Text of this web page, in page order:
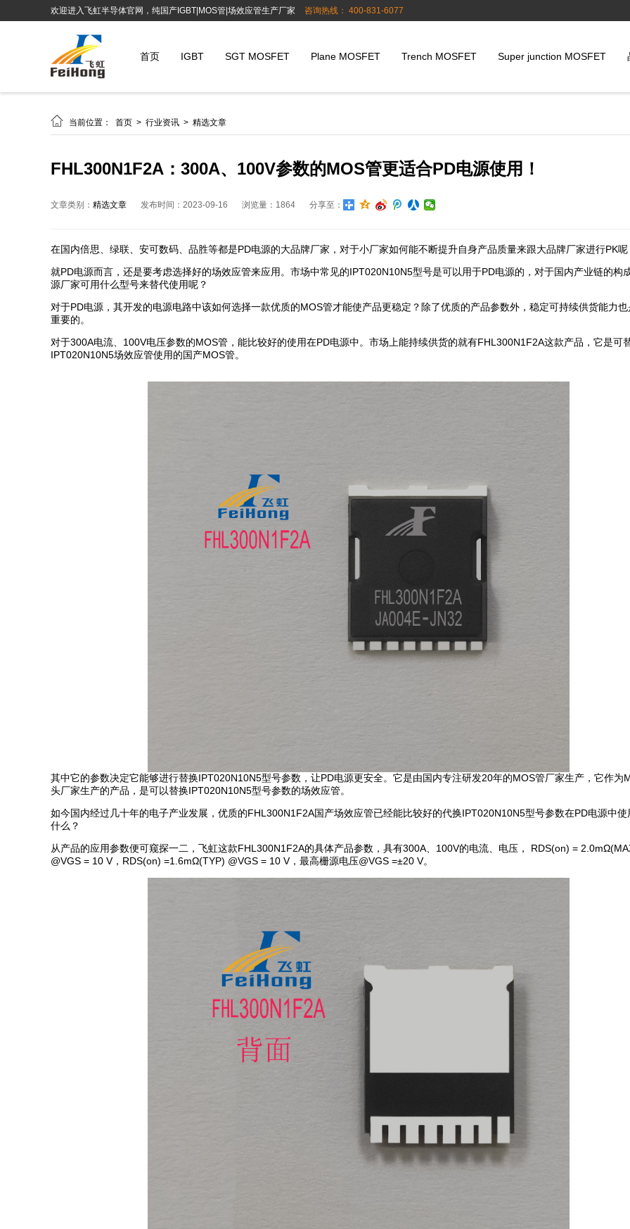
欢迎进入飞虹半导体官网，纯国产IGBT|MOS管|场效应管生产厂家 咨询热线： 400-831-6077
首页 IGBT SGT MOSFET Plane MOSFET Trench MOSFET Super junction MOSFET
 当前位置： 首页 > 行业资讯 > 精选文章
FHL300N1F2A：300A、100V参数的MOS管更适合PD电源使用！
文章类别： 精选文章 发布时间：2023-09-16 浏览量：1864 分享至：
在国内倍思、绿联、安可数码、品胜等都是PD电源的大品牌厂家，对于小厂家如何能不断提升自身产品质量来跟大品牌厂家进行PK呢
就PD电源而言，还是要考虑选择好的场效应管来应用。市场中常见的IPT020N10N5型号是可以用于PD电源的，对于国内产业链的构
源厂家可用什么型号来替代使用呢？
对于PD电源，其开发的电源电路中该如何选择一款优质的MOS管才能使产品更稳定？除了优质的产品参数外，稳定可持续供货能力
重要的。
对于300A电流、100V电压参数的MOS管，能比较好的使用在PD电源中。市场上能持续供货的就有FHL300N1F2A这款产品，它是可
IPT020N10N5场效应管使用的国产MOS管。
其中它的参数决定它能够进行替换IPT020N10N5型号参数，让PD电源更安全。它是由国内专注研发20年的MOS管厂家生产，它作为
头厂家生产的产品，是可以替换IPT020N10N5型号参数的场效应管。
如今国内经过几十年的电子产业发展，优质的FHL300N1F2A国产场效应管已经能比较好的代换IPT020N10N5型号参数在PD电源中使
什么？
从产品的应用参数便可窥探一二，飞虹这款FHL300N1F2A的具体产品参数，具有300A、100V的电流、电压， RDS(on) =
@VGS = 10 V，RDS(on) =1.6mΩ(TYP) @VGS = 10 V，最高栅源电压@VGS =±20 V。